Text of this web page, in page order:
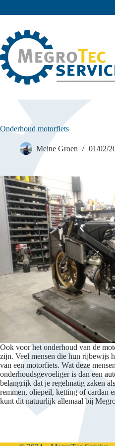
Onderhoud motorfiets
Meine Groen 01/02/
Ook voor het onderhoud van de
zijn. Veel mensen die hun rijbewijs
van een motorfiets. Wat deze
onderhoudsgevoeliger is dan een
belangrijk dat je regelmatig zaken
remmen, oliepeil, ketting of cardan
kunt dit natuurlijk allemaal bij